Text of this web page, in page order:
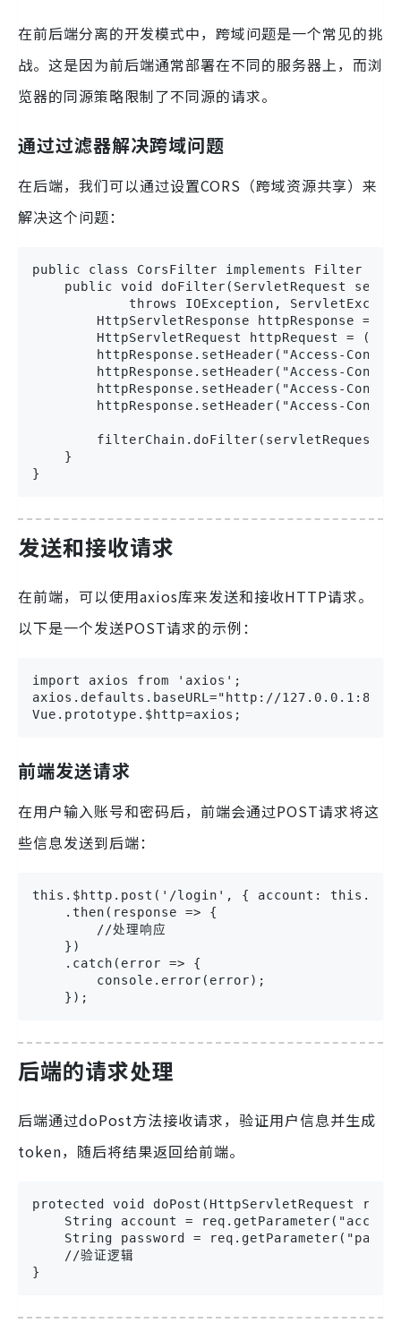
在前后端分离的开发模式中，跨域问题是一个常见的挑
战。这是因为前后端通常部署在不同的服务器上，而浏
览器的同源策略限制了不同源的请求。
通过过滤器解决跨域问题
在后端，我们可以通过设置CORS（跨域资源共享）来
解决这个问题：
public class CorsFilter implements Filter {
public void doFilter(ServletRequest
throws IOException,
HttpServletResponse httpResponse =
HttpServletRequest httpRequest =
httpResponse.setHeader("Access-
httpResponse.setHeader("Access-
httpResponse.setHeader("Access-
httpResponse.setHeader("Access-
filterChain.doFilter(servletRequest,
    }
}
发送和接收请求
在前端，可以使用axios库来发送和接收HTTP请求。
以下是一个发送POST请求的示例：
import axios from 'axios';
axios.defaults.baseURL="http://
Vue.prototype.$http=axios;
前端发送请求
在用户输入账号和密码后，前端会通过POST请求将这
些信息发送到后端：
this.$http.post('/login', { account:
    .then(response => {
        //处理响应
    })
    .catch(error => {
        console.error(error);
    });
后端的请求处理
后端通过doPost方法接收请求，验证用户信息并生成
token，随后将结果返回给前端。
protected void doPost(HttpServletRequest
String account =
String password =
    //验证逻辑
}